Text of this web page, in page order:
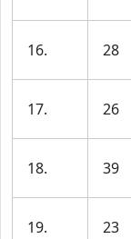
16. 28
17. 26
18. 39
19. 23